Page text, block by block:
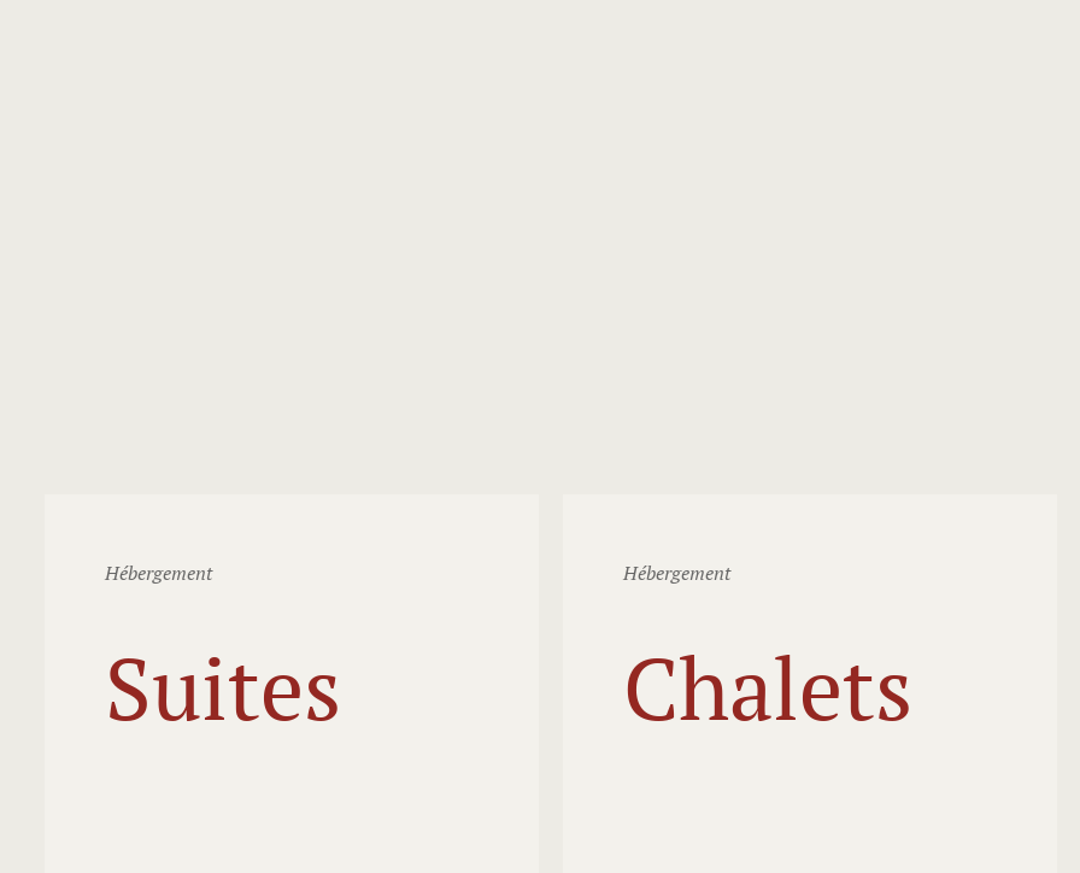
Hébergement
Suites
Hébergement
Chalets